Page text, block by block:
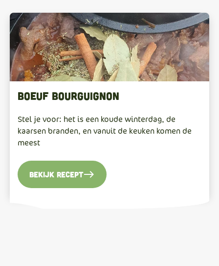
Boeuf bourguignon
Stel je voor: het is een koude winterdag, de
kaarsen branden, en vanuit de keuken komen de
meest
Bekijk recepteast